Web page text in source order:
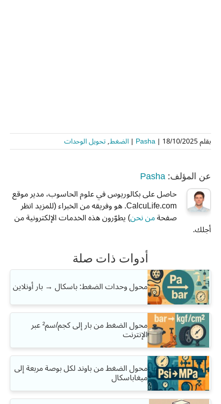
بقلم Pasha | 18/10/2025
| الضغط,تحويل الوحدات
عن المؤلف: Pasha
حاصل على بكالوريوس في علوم الحاسوب، مدير موقع
CalcuLife.com. هو وفريقه من الخبراء (للمزيد انظر
صفحةمن نحن) يطوّرون هذه الخدمات الإلكترونية من
أجلك.
أدوات ذات صلة
محول وحدات الضغط: باسكال → بار أونلاين
محول الضغط من بار إلى كجم/سم² عبر
الإنترنت
محول الضغط من باوند لكل بوصة مربعة إلى
ميغاباسكال